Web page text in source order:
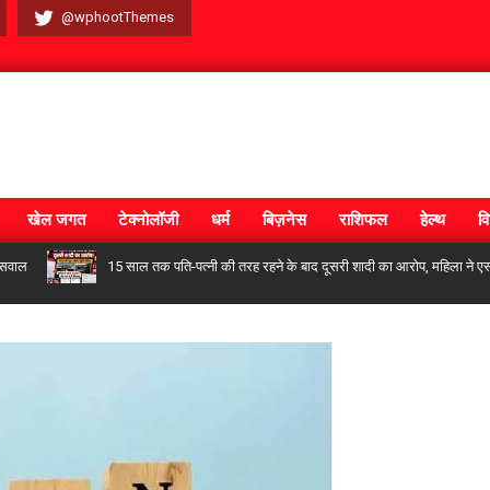
@wphootThemes
खेल जगत टेक्नोलॉजी धर्म बिज़नेस राशिफल हेल्थ
15 साल तक पति-पत्नी की तरह रहने के बाद दूसरी शादी का आरोप, महिला ने एसपी